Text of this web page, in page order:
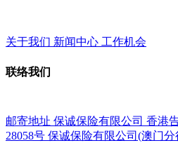
关于我们 新闻中心 工作机会
联络我们
邮寄地址 保诚保险有限公司 香港
28058号 保诚保险有限公司(澳门分